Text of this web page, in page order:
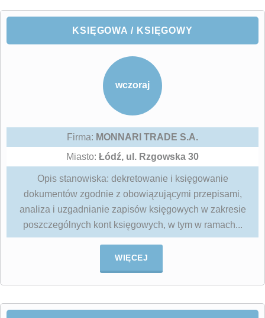
KSIĘGOWA / KSIĘGOWY
wczoraj
Firma: MONNARI TRADE S.A.
Miasto: Łódź, ul. Rzgowska 30
Opis stanowiska: dekretowanie i księgowanie
dokumentów zgodnie z obowiązującymi przepisami,
analiza i uzgadnianie zapisów księgowych w zakresie
poszczególnych kont księgowych, w tym w ramach...
WIĘCEJ